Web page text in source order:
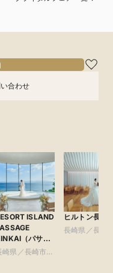
合わせ
ISLAND
（パサー
ュ琴海）
崎県／長崎市・
ヒルトン長崎
長崎県／長崎